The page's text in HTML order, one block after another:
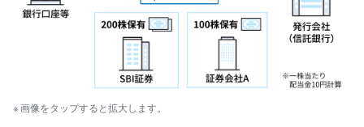
画像をタップすると拡大します。